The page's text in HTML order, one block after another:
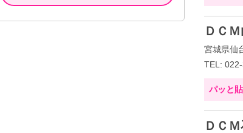
ＤＣ
宮城県仙
TEL:
パッと
ＤＣ